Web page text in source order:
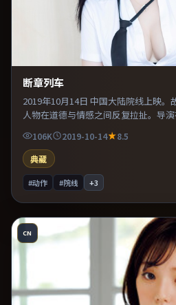
断章列车
2019年10月14日 中国大陆院线上映。
人物在道德与情感之间反复拉扯。导
镜头与特写交替强化压迫感。既有类
口碑潜力不俗。
106K 2019-10-14
8.5
典藏
#动作 #院线 +3
CN